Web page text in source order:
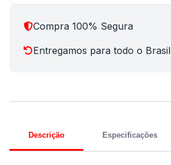
Compra 100% Segura
Entregamos para todo o Brasil
Descrição Especificações